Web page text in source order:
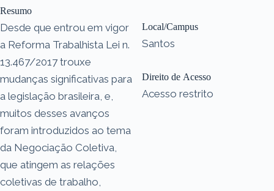
Resumo
Desde que entrou em vigor
a Reforma Trabalhista Lei n.
13.467/2017 trouxe
mudanças significativas para
a legislação brasileira, e,
muitos desses avanços
foram introduzidos ao tema
da Negociação Coletiva,
que atingem as relações
coletivas de trabalho,
Local/Campus
Santos
Direito de Acesso
Acesso restrito